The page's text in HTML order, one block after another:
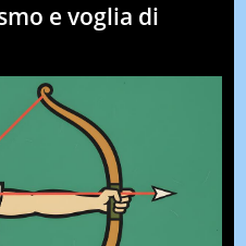
e voglia di